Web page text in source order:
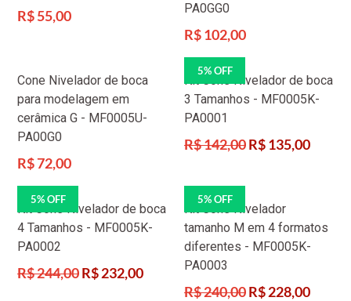
Preço
R$ 55,00
PA0GG0
Preço
R$ 102,00
Cone Nivelador de boca
para modelagem em
cerâmica G - MF0005U-
PA00G0
Preço
R$ 72,00
5% OFF
Kit Cone Nivelador de boca
3 Tamanhos - MF0005K-
PA0001
Preço
R$ 142,00R$ 135,00
5% OFF
Kit Cone Nivelador de boca
4 Tamanhos - MF0005K-
PA0002
Preço
R$ 244,00R$ 232,00
5% OFF
Kit Cone Nivelador
tamanho M em 4 formatos
diferentes - MF0005K-
PA0003
Preço
R$ 240,00R$ 228,00